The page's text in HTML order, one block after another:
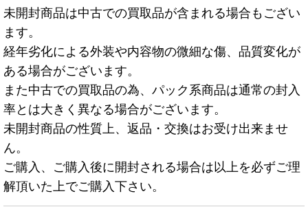
未開封商品は中古での買取品が含まれる場合もござい
ます。
経年劣化による外装や内容物の微細な傷、品質変化が
ある場合がございます。
また中古での買取品の為、パック系商品は通常の封入
率とは大きく異なる場合がございます。
未開封商品の性質上、返品・交換はお受け出来ませ
ん。
ご購入、ご購入後に開封される場合は以上を必ずご理
解頂いた上でご購入下さい。